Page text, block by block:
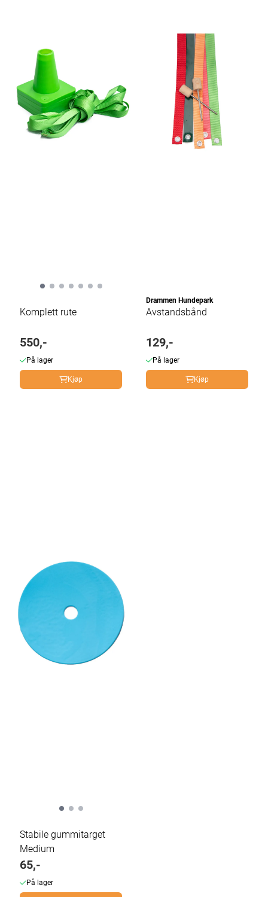
Komplett rute
550,-
På lager
Kjøp
Drammen Hundepark
Avstandsbånd
129,-
På lager
Kjøp
Stabile gummitarget
Medium
65,-
På lager